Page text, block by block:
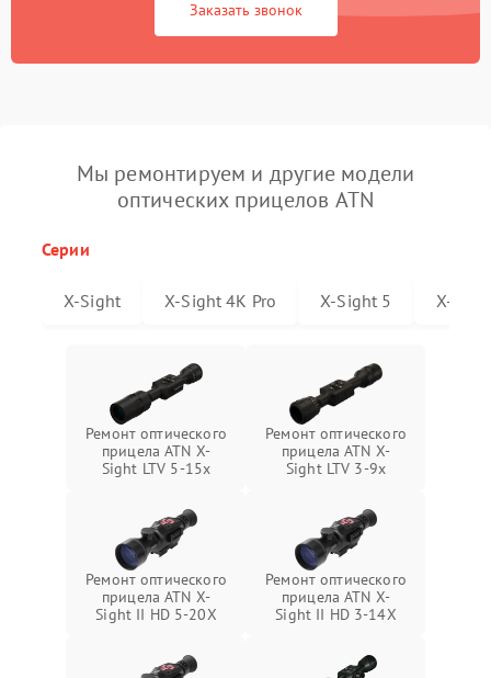
Заказать звонок
Мы ремонтируем и другие модели
оптических прицелов ATN
Серии
X-Sight X-Sight 4K Pro X-Sight 5 X-
Ремонт оптического
прицела ATN X-
Sight LTV 5-15x
Ремонт оптического
прицела ATN X-
Sight LTV 3-9x
Ремонт оптического
прицела ATN X-
Sight II HD 5-20X
Ремонт оптического
прицела ATN X-
Sight II HD 3-14X